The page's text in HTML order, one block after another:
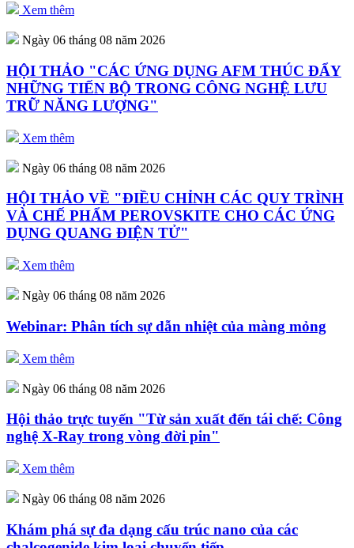
Xem thêm
Ngày 06 tháng 08 năm 2026
HỘI THẢO "CÁC ỨNG DỤNG AFM THÚC ĐẨY
NHỮNG TIẾN BỘ TRONG CÔNG NGHỆ LƯU
TRỮ NĂNG LƯỢNG"
Xem thêm
Ngày 06 tháng 08 năm 2026
HỘI THẢO VỀ "ĐIỀU CHỈNH CÁC QUY TRÌNH
VÀ CHẾ PHẨM PEROVSKITE CHO CÁC ỨNG
DỤNG QUANG ĐIỆN TỬ"
Xem thêm
Ngày 06 tháng 08 năm 2026
Webinar: Phân tích sự dẫn nhiệt của màng mỏng
Xem thêm
Ngày 06 tháng 08 năm 2026
Hội thảo trực tuyến "Từ sản xuất đến tái chế: Công
nghệ X-Ray trong vòng đời pin"
Xem thêm
Ngày 06 tháng 08 năm 2026
Khám phá sự đa dạng cấu trúc nano của các